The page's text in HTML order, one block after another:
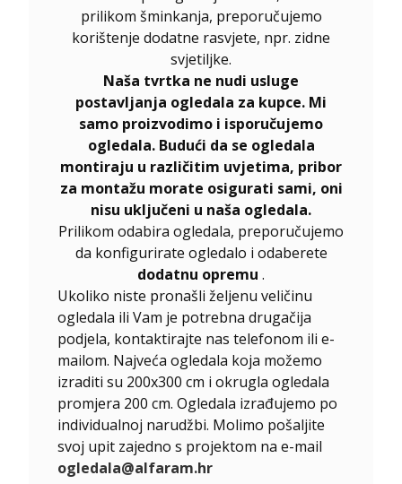
prilikom šminkanja, preporučujemo
korištenje dodatne rasvjete, npr. zidne
svjetiljke.
Naša tvrtka ne nudi usluge
postavljanja ogledala za kupce. Mi
samo proizvodimo i isporučujemo
ogledala. Budući da se ogledala
montiraju u različitim uvjetima, pribor
za montažu morate osigurati sami, oni
nisu uključeni u naša ogledala.
Prilikom odabira ogledala, preporučujemo
da konfigurirate ogledalo i odaberete
dodatnu opremu .
Ukoliko niste pronašli željenu veličinu
ogledala ili Vam je potrebna drugačija
podjela, kontaktirajte nas telefonom ili e-
mailom. Najveća ogledala koja možemo
izraditi su 200x300 cm i okrugla ogledala
promjera 200 cm. Ogledala izrađujemo po
individualnoj narudžbi. Molimo pošaljite
svoj upit zajedno s projektom na e-mail
ogledala@alfaram.hr